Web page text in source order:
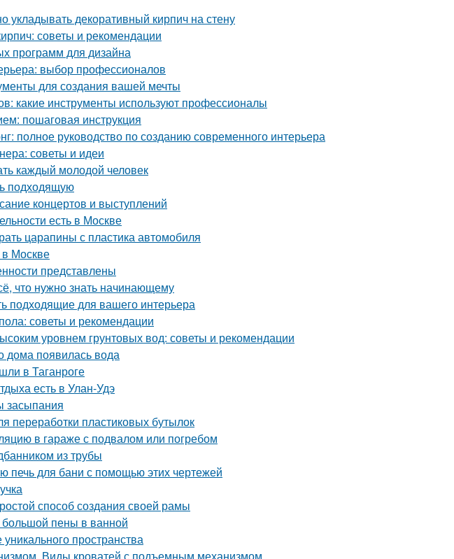
укладывать декоративный кирпич на стену
советы и рекомендации
программ для дизайна
выбор профессионалов
для создания вашей мечты
какие инструменты используют профессионалы
пошаговая инструкция
полное руководство по созданию современного интерьера
советы и идеи
каждый молодой человек
подходящую
концертов и выступлений
есть в Москве
царапины с пластика автомобиля
в Москве
представлены
что нужно знать начинающему
подходящие для вашего интерьера
советы и рекомендации
уровнем грунтовых вод: советы и рекомендации
дома появилась вода
в Таганроге
есть в Улан-Удэ
засыпания
переработки пластиковых бутылок
в гараже с подвалом или погребом
из трубы
печь для бани с помощью этих чертежей
способ создания своей рамы
большой пены в ванной
пространства